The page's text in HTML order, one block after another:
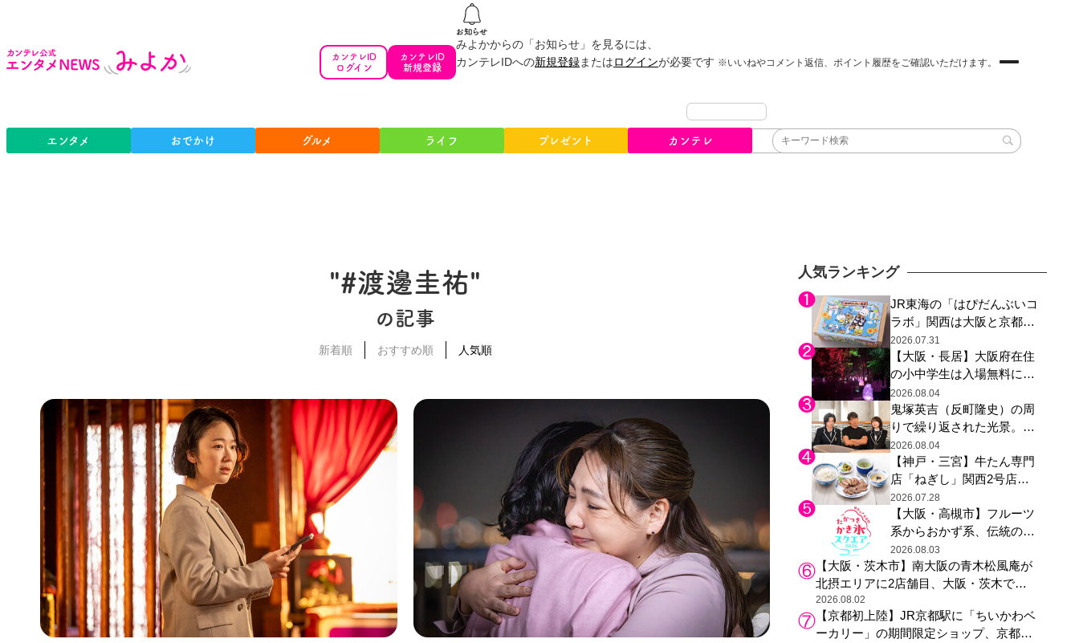
カンテレID
ログイン
カンテレID
新規登録
みよかからの「お知らせ」を見るには、
カンテレIDへの新規登録またはログインが必要です ※いいねやコメント返信、ポイント履歴をご確認いただけます。
エンタメ おでかけ グルメ ライフ プレゼント カンテレ
"#渡邊圭祐"
の記事
新着順 おすすめ順 人気順
人気ランキング
JR東海の「はぴだんぶいコ
ラボ」関西は大阪と京都の
み、日焼けしたポチャッコ
らサンリオキャラが描かれ
た駅弁やグッズが登場
2026.07.31
【大阪・長居】大阪府在住
の小中学生は入場無料に、
チームラボが「夏休みの自
由研究の課題に」と「ボタ
ニカルガーデン 大阪」へ招
待
2026.08.04
鬼塚英吉（反町隆史）の周
りで繰り返された光景。ド
ラマ『GTO』第３話で光っ
た演出の巧みさ
2026.08.04
【神戸・三宮】牛たん専門
店「ねぎし」関西2号店が
登場、ファンら「8月が待
ち遠しい」と早くから注目
2026.07.28
【大阪・高槻市】フルーツ
系からおかず系、伝統の天
然氷まで人気店が集結、高
槻阪急スクエアで「かき
氷」祭り
2026.08.03
【大阪・茨木市】南大阪の青木松風庵が
北摂エリアに2店舗目、大阪・茨木で
も“焼きたて”の月化粧が食べられる
2026.08.02
【京都初上陸】JR京都駅に「ちいかわベ
ーカリー」の期間限定ショップ、京都の